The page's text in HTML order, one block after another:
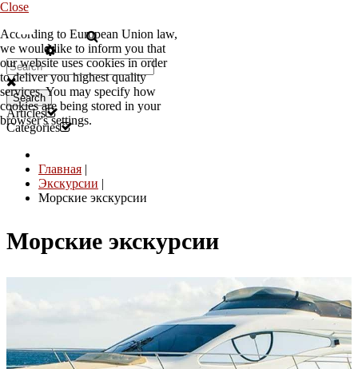
Close
According to European Union law,
we would like to inform you that
our website uses cookies in order
to deliver you highest quality
services. You may specify how
cookies are being stored in your
browser's settings.
RU
Search
Articles
Categories
Главная |
Экскурсии |
Морские экскурсии
Морские экскурсии